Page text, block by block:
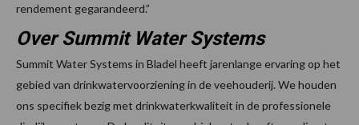
rendement gegarandeerd.”
Over Summit Water Systems
Summit Water Systems in Bladel heeft jarenlange ervaring op het
gebied van drinkwatervoorziening in de veehouderij. We houden
ons specifiek bezig met drinkwaterkwaliteit in de professionele